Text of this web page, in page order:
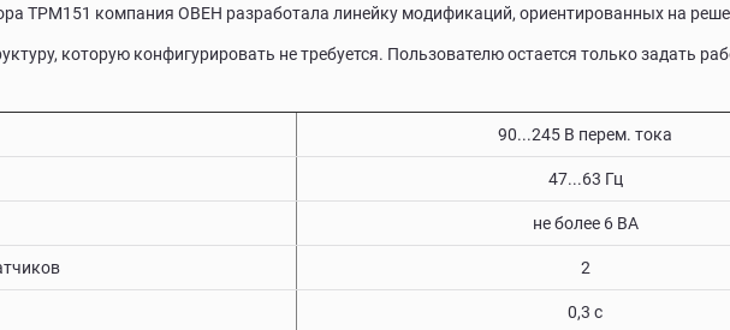
ТРМ151 компания ОВЕН разработала линейку модификаций, ориентированных на
которую конфигурировать не требуется. Пользователю остается только задать
90...245 В перем. тока
47...63 Гц
не более 6 ВА
2
0,3 с